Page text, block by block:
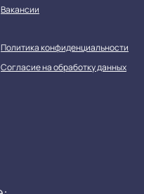
Вакансии
Политика конфиденциальности
Согласие на обработку данных